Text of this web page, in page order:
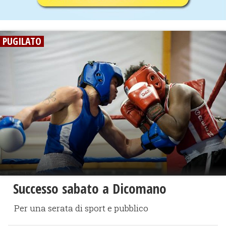
PUGILATO
Successo sabato a Dicomano
Per una serata di sport e pubblico